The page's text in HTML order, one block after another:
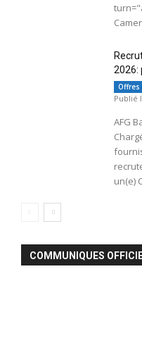
2026:
Offres
Publié
AFG
un(e)
COMMUNIQUES